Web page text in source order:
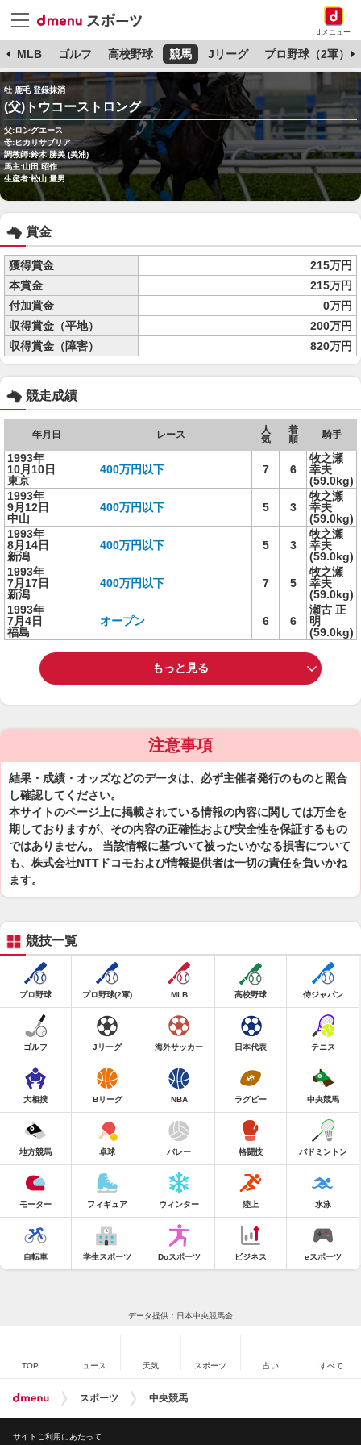
dメニュー
MLB ゴルフ 高校野球 競馬 Jリーグ プロ野球（2軍）
牡 鹿毛 登録抹消
(父)トウコーストロング
父:ロングエース
母:ヒカリサブリア
調教師:鈴木 勝美 (美浦)
馬主:山田 昭作
生産者:松山 量男
賞金
獲得賞金
215万円
本賞金
215万円
付加賞金
0万円
収得賞金（平地）
200万円
収得賞金（障害）
820万円
競走成績
年月日 レース
人
気
着
順
騎手
1993年
10月10日
東京
400万円以下 7 6
牧之瀬
幸夫
(59.0kg)
1993年
9月12日
中山
400万円以下 5 3
牧之瀬
幸夫
(59.0kg)
1993年
8月14日
新潟
400万円以下 5 3
牧之瀬
幸夫
(59.0kg)
1993年
7月17日
新潟
400万円以下 7 5
牧之瀬
幸夫
(59.0kg)
1993年
7月4日
福島
オープン 6 6
瀬古 正
明
(59.0kg)
もっと見る
注意事項
結果・成績・オッズなどのデータは、必ず主催者発行のものと照合
し確認してください。
本サイトのページ上に掲載されている情報の内容に関しては万全を
期しておりますが、その内容の正確性および安全性を保証するもの
ではありません。 当該情報に基づいて被ったいかなる損害について
も、株式会社NTTドコモおよび情報提供者は一切の責任を負いかね
ます。
競技一覧
プロ野球 プロ野球(2軍) MLB 高校野球 侍ジャパン
ゴルフ Jリーグ 海外サッカー 日本代表 テニス
大相撲 Bリーグ NBA ラグビー 中央競馬
地方競馬 卓球 バレー 格闘技 バドミントン
モーター フィギュア ウィンター 陸上 水泳
自転車 学生スポーツ Doスポーツ ビジネス eスポーツ
データ提供：日本中央競馬会
TOP ニュース 天気 スポーツ 占い すべて
スポーツ 中央競馬
サイトご利用にあたって